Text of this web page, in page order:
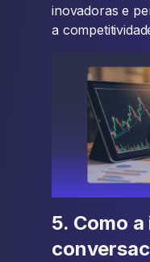
inovadoras e
a
5. Como